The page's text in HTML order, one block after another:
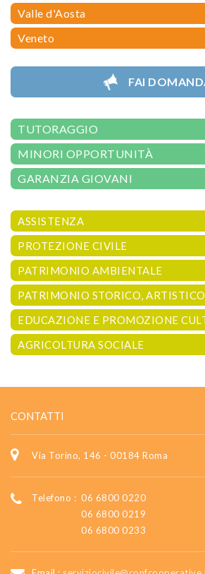
Valle d'Aosta
Veneto
FAI
TUTORAGGIO
MINORI OPPORTUNITÀ
GARANZIA GIOVANI
ASSISTENZA
PROTEZIONE CIVILE
PATRIMONIO AMBIENTALE
PATRIMONIO STORICO,
EDUCAZIONE E PROMOZIONE
AGRICOLTURA SOCIALE
CONTATTI
Via Torino, 146 - 00184 Roma
Telefono : 06 6800 0220
06 6800 0219
06 6800 0233